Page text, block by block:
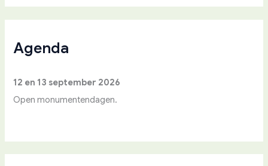
k
n
a
rAgenda
12 en 13 september 2026
Open monumentendagen.